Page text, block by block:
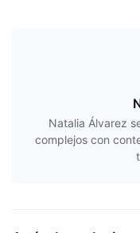
Natalia Álvarez
complejos con